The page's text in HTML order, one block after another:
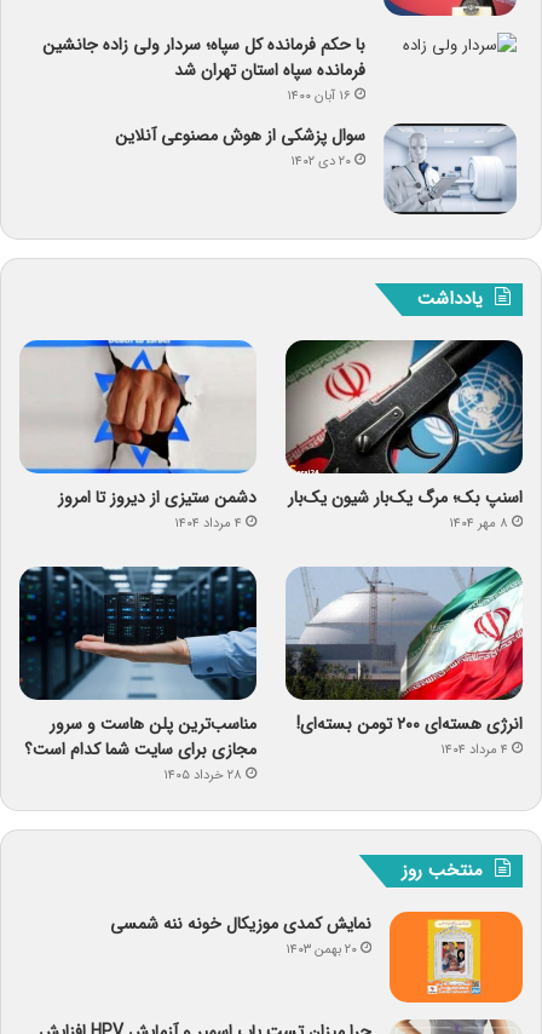
با حکم فرمانده کل سپاه؛ سردار ولی زاده جانشین
فرمانده سپاه استان تهران شد
۱۶ آبان ۱۴۰۰
سوال پزشکی از هوش مصنوعی آنلاین
۲۰ دی ۱۴۰۲
یادداشت
اسنپ ‌بک؛ مرگ یک‌بار شیون یک‌بار
۸ مهر ۱۴۰۴
دشمن ستیزی از دیروز تا امروز
۴ مرداد ۱۴۰۴
انرژی هسته‌ای ۲۰۰ تومن بسته‌ای!
۴ مرداد ۱۴۰۴
مناسب‌ترین پلن هاست و سرور
مجازی برای سایت شما کدام است؟
۲۸ خرداد ۱۴۰۵
منتخب روز
نمایش کمدی موزیکال خونه ننه شمسی
۲۰ بهمن ۱۴۰۳